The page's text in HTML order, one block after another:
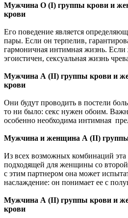
Мужчина О (I) группы крови и
крови
Его поведение является
пары. Если он терпелив,
гармоничная интимная жизнь. Если
эгоистичен, сексуальная жизнь
Мужчина А (II) группы крови и
крови
Они будут проводить в постели
то ни было: секс нужен обоим.
особенно необходима интимная
Мужчина и женщина А (II)
Из всех возможных комбинаций эта
подходящей для женщины со
с этим партнером она может
наслаждение: он понимает ее с
Мужчина А (II) группы крови и
крови